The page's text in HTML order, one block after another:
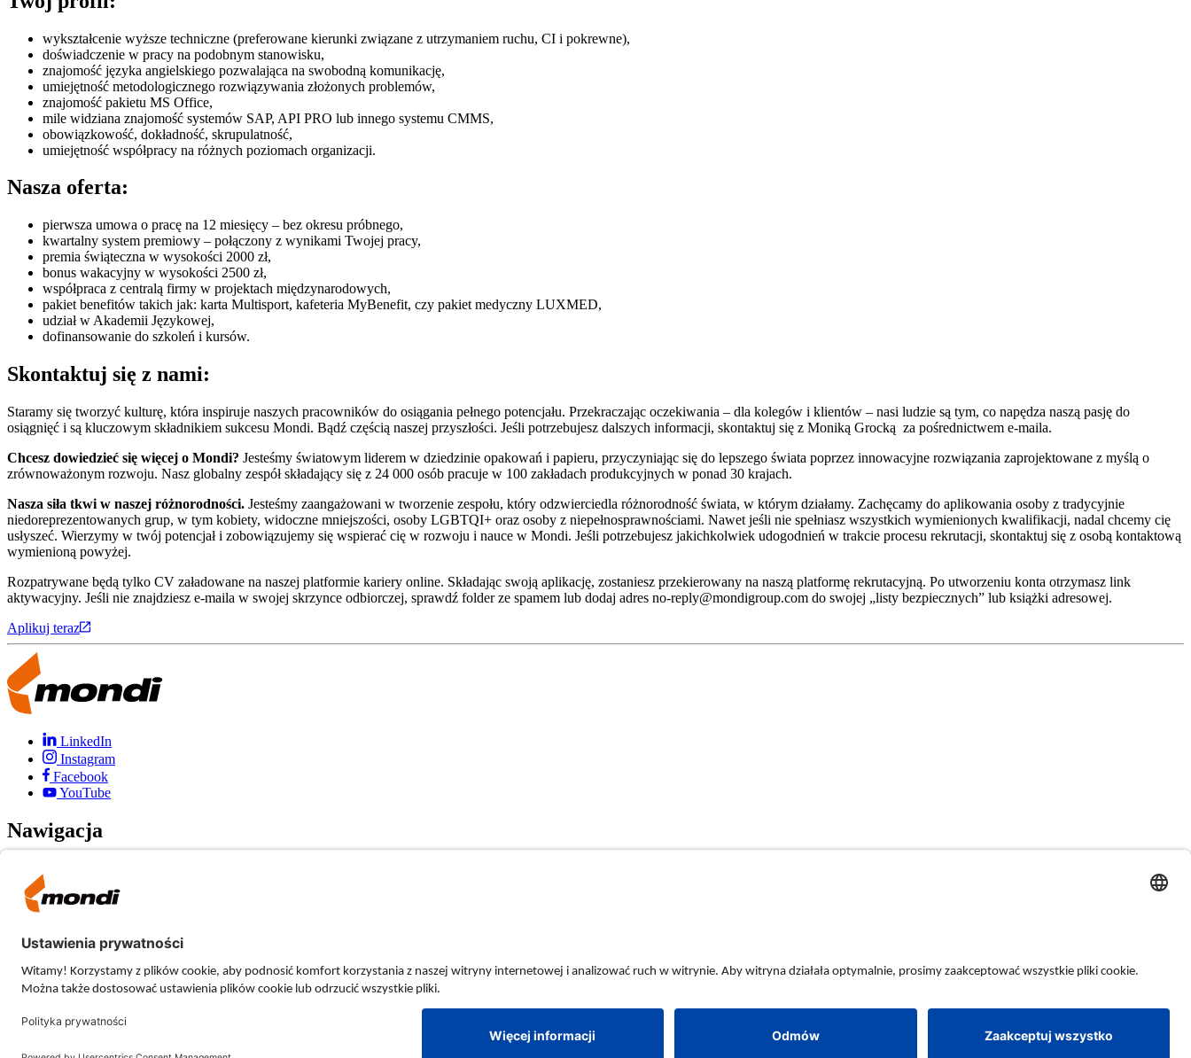
wykształcenie wyższe techniczne (preferowane kierunki związane z utrzymaniem ruchu, CI i pokrewne),
doświadczenie w pracy na podobnym stanowisku,
znajomość języka angielskiego pozwalająca na swobodną komunikację,
umiejętność metodologicznego rozwiązywania złożonych problemów,
znajomość pakietu MS Office,
mile widziana znajomość systemów SAP, API PRO lub innego systemu CMMS,
obowiązkowość, dokładność, skrupulatność,
umiejętność współpracy na różnych poziomach organizacji.
Nasza oferta:
pierwsza umowa o pracę na 12 miesięcy – bez okresu próbnego,
kwartalny system premiowy – połączony z wynikami Twojej pracy,
premia świąteczna w wysokości 2000 zł,
bonus wakacyjny w wysokości 2500 zł,
współpraca z centralą firmy w projektach międzynarodowych,
pakiet benefitów takich jak: karta Multisport, kafeteria MyBenefit, czy pakiet medyczny LUXMED,
udział w Akademii Językowej,
dofinansowanie do szkoleń i kursów.
Skontaktuj się z nami:
Staramy się tworzyć kulturę, która inspiruje naszych pracowników do osiągania pełnego potencjału. Przekraczając oczekiwania – dla kolegów i klientów – nasi ludzie są tym, co napędza naszą pasję do
osiągnięć i są kluczowym składnikiem sukcesu Mondi. Bądź częścią naszej przyszłości. Jeśli potrzebujesz dalszych informacji, skontaktuj się z Moniką Grocką za pośrednictwem e-maila.
Chcesz dowiedzieć się więcej o Mondi? Jesteśmy światowym liderem w dziedzinie opakowań i papieru, przyczyniając się do lepszego świata poprzez innowacyjne rozwiązania zaprojektowane z myślą o
zrównoważonym rozwoju. Nasz globalny zespół składający się z 24 000 osób pracuje w 100 zakładach produkcyjnych w ponad 30 krajach.
Nasza siła tkwi w naszej różnorodności. Jesteśmy zaangażowani w tworzenie zespołu, który odzwierciedla różnorodność świata, w którym działamy. Zachęcamy do aplikowania osoby z tradycyjnie
niedoreprezentowanych grup, w tym kobiety, widoczne mniejszości, osoby LGBTQI+ oraz osoby z niepełnosprawnościami. Nawet jeśli nie spełniasz wszystkich wymienionych kwalifikacji, nadal chcemy cię
usłyszeć. Wierzymy w twój potencjał i zobowiązujemy się wspierać cię w rozwoju i nauce w Mondi. Jeśli potrzebujesz jakichkolwiek udogodnień w trakcie procesu rekrutacji, skontaktuj się z osobą kontaktową
wymienioną powyżej.
Rozpatrywane będą tylko CV załadowane na naszej platformie kariery online. Składając swoją aplikację, zostaniesz przekierowany na naszą platformę rekrutacyjną. Po utworzeniu konta otrzymasz link
aktywacyjny. Jeśli nie znajdziesz e-maila w swojej skrzynce odbiorczej, sprawdź folder ze spamem lub dodaj adres no-reply@mondigroup.com do swojej „listy bezpiecznych” lub książki adresowej.
Aplikuj teraz
LinkedIn
Instagram
Facebook
YouTube
Nawigacja
Dla uczniów i studentów
Go4Ambassador
NARZĘDZIA WITRYNY
Nota prawna
Dostępność